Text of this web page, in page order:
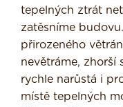
tepelných ztrát
zatěsníme
přirozeného
nevětráme, zhorší
rychle narůstá i
místě tepelných